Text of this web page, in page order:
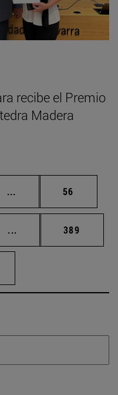
recibe el Premio
Madera
... Páginas intermedias
Página
56
... Páginas intermedias
Página
389